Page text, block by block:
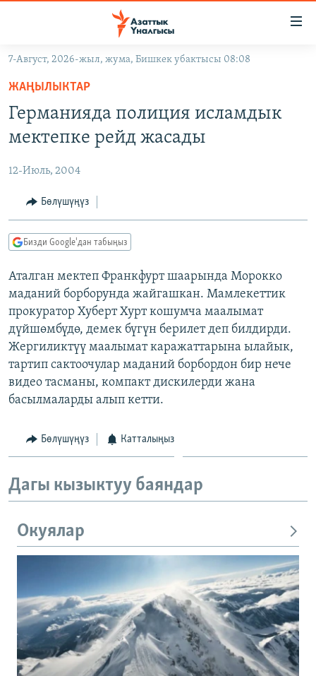
Навигацияга
өтүңүз
Издөөгө
салыңызКЫРГЫЗСТАН
ЭКОНОМИКА
МАДАНИЯТ
ДҮЙНӨ
БОРБОР АЗИЯ
АТАЙЫН ИЛИКТӨӨ
ТВ ПРОГРАММАЛАР
ЭКСПЕРТТЕР ТАЛДАЙТ
БИЗ ЖАНА ДҮЙНӨ
ЭЖЕ-СИҢДИЛЕР
АЗАТТЫК+
ЫҢГАЙСЫЗ СУРООЛОР
ӨЗГӨЧӨ ПИКИР
Русский
ОНЛАЙН ШЕРИНЕ
7-Август, 2026-жыл, жума, Бишкек убактысы 08:08
ЖАҢЫЛЫКТАР
Германияда полиция исламдык
мектепке рейд жасады
12-Июль, 2004
Бөлүшүңүз
Бизди Google'дан табыңыз
Аталган мектеп Франкфурт шаарында Морокко
маданий борборунда жайгашкан. Мамлекеттик
прокуратор Хуберт Хурт кошумча маалымат
дүйшөмбүдө, демек бүгүн берилет деп билдирди.
Жергиликтүү маалымат каражаттарына ылайык,
тартип сактоочулар маданий борбордон бир нече
видео тасманы, компакт дискилерди жана
басылмаларды алып кетти.
Бөлүшүңүз Катталыңыз
Дагы кызыктуу баяндар
Окуялар